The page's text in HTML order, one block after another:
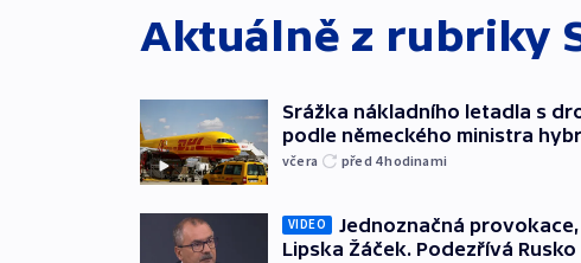
Aktuálně z rubriky
Srážka nákladního letadla s
podle německého ministra
včera před 4hodinami
VIDEO
Jednoznačná
Lipska Žáček. Podezřívá Rusko